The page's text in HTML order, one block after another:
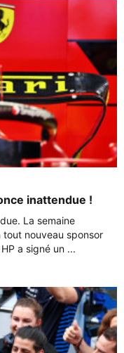
inattendue !
La semaine
tout nouveau sponsor
a signé un ...